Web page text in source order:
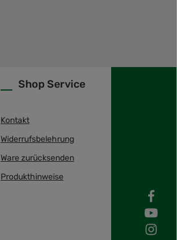
Shop Service
Kontakt
Widerrufsbelehrung
Ware zurücksenden
Produkthinweise